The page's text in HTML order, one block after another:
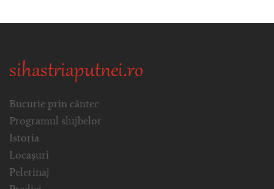
sihastriaputnei.ro
Bucurie prin cântec
Programul slujbelor
Istoria
Locașuri
Pelerinaj